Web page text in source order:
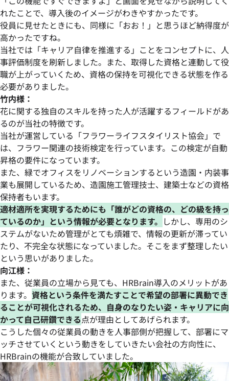
れたことで、導入後のイメージがわきやすかったです。
役員に見せたときにも、同様に「おお！」と思うほど納得度が
高かったですね。
当社では「キャリア自律を推進する」ことをコンセプトに、人
事評価制度を刷新しました。また、取得した資格と連動して役
職が上がっていくため、資格の保持を可視化できる状態を作る
必要がありました。
竹内様：
花に関する独自のスキルを持った人が活躍するフィールドがあ
るのが当社の特徴です。
当社が運営している「フラワーライフスタイリスト協会」で
は、フラワー関連の技術検定を行っています。この検定が自動
昇格の要件になっています。
また、緑でオフィスをリノベーションするという造園・内装事
業も展開しているため、造園施工管理技士、建築士などの資格
保持者もいます。
適材適所を実現するためにも「誰がどの資格の、どの級を持っ
ているのか」という情報が必要となります。 しかし、専用のシ
ステムがないため管理がとても煩雑で、情報の更新が滞ってい
たり、不完全な状態になっていました。そこをまず整理したい
という思いがありました。
向江様：
また、従業員の立場から見ても、HRBrain導入のメリットがあ
ります。 資格という条件を満たすことで希望の部署に異動でき
ることが可視化されるため、自身のなりたい姿・キャリアに向
かって自己研鑽できる点が理由としてあげられます。
こうした個々の従業員の動きを人事部側が把握して、部署にマ
ッチさせていくという動きをしていきたい会社の方向性に、
HRBrainの機能が合致していました。